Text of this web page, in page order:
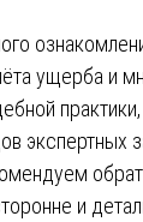
ущерба и
экспертных
и